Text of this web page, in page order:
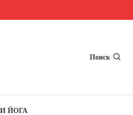
Поиск
ЙОГА